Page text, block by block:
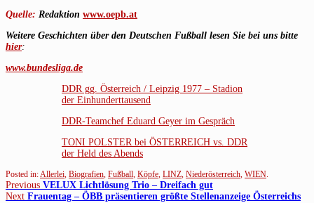
Quelle: Redaktion www.oepb.at
Weitere Geschichten über den Deutschen Fußball lesen Sie bei uns bitte
hier:
www.bundesliga.de
DDR gg. Österreich / Leipzig 1977 – Stadion
der Einhunderttausend
DDR-Teamchef Eduard Geyer im Gespräch
TONI POLSTER bei ÖSTERREICH vs. DDR
der Held des Abends
Posted in:Allerlei, Biografien, Fußball, Köpfe, LINZ, Niederösterreich, WIEN.
Beitragsnavigation
Previous Previous
post:
VELUX Lichtlösung Trio – Dreifach gut
Next Next
Frauentag – ÖBB präsentieren größte Stellenanzeige Österreichs